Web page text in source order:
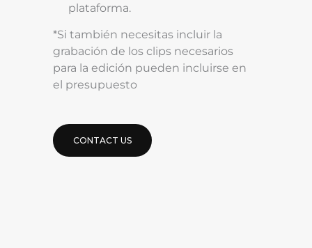
plataforma.
*Si también necesitas incluir la
grabación de los clips necesarios
para la edición pueden incluirse en
el presupuesto
CONTACT US